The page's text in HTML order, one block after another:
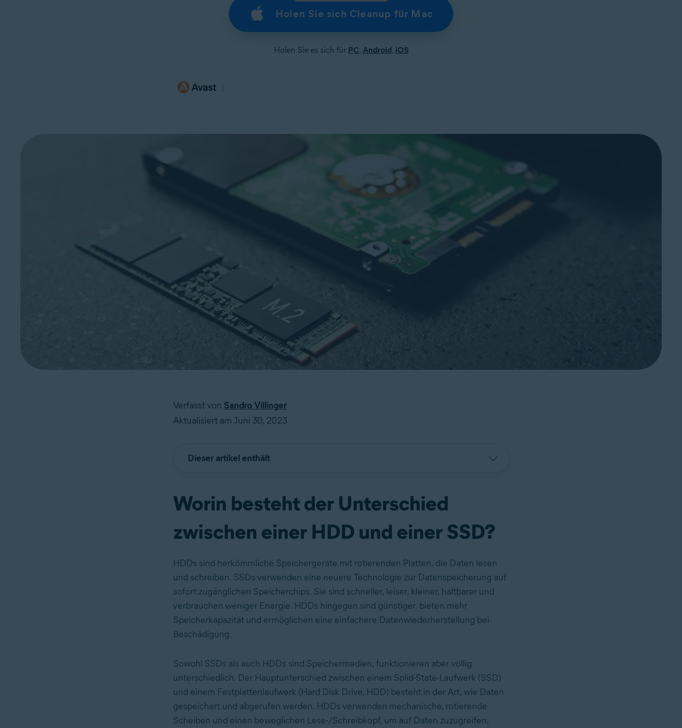
Holen Sie sich Cleanup für Mac
Holen Sie es sich für PC, Android, iOS
Verfasst von Sandro Villinger
Aktualisiert am Juni 30, 2023
Dieser artikel enthält
Worin besteht der Unterschied
zwischen einer HDD und einer SSD?
HDDs sind herkömmliche Speichergeräte mit rotierenden Platten, die Daten lesen
und schreiben. SSDs verwenden eine neuere Technologie zur Datenspeicherung auf
sofort zugänglichen Speicherchips. Sie sind schneller, leiser, kleiner, haltbarer und
verbrauchen weniger Energie. HDDs hingegen sind günstiger, bieten mehr
Speicherkapazität und ermöglichen eine einfachere Datenwiederherstellung bei
Beschädigung.
Sowohl SSDs als auch HDDs sind Speichermedien, funktionieren aber völlig
unterschiedlich. Der Hauptunterschied zwischen einem Solid-State-Laufwerk (SSD)
und einem Festplattenlaufwerk (Hard Disk Drive, HDD) besteht in der Art, wie Daten
gespeichert und abgerufen werden. HDDs verwenden mechanische, rotierende
Scheiben und einen beweglichen Lese-/Schreibkopf, um auf Daten zuzugreifen;